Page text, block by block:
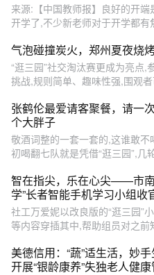
来源:【中国教师报】良好的开
开学了,不少新老师对于开学都有
气泡碰撞炭火，郑州夏夜烧
“逛三园”社交淘汰赛更成为亮点,
挑战,规则简单、趣味性强,围观
张鹤伦最爱请客聚餐，请一
个大胖子
敬酒词整的一套一套的,这谁敢
初喝翻七队就是凭借“逛三园”,几
智在指尖，乐在心尖——市
学”长者智能手机学习小组收
社工万爱妮以改良版的“逛三园”
等内容穿插其中,帮助组员对之前
美德信用：“蔬”适生活，妙
开展“银龄康养”失独老人健